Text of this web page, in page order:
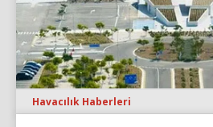
Havacılık Haberleri